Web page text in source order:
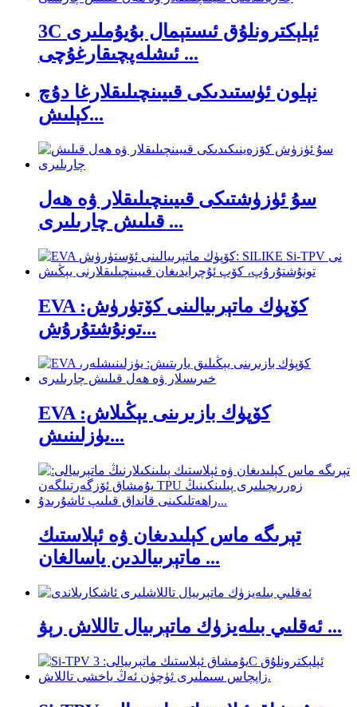
3C ئېلېكترونلۇق ئىستېمال بۇيۇملىرى
ئىشلەپچىقارغۇچى ...
نېلون ئۈستىدىكى قىيىنچىلىقلارغا دۇچ
كېلىش...
سۇ ئۈزۈشتىكى قىيىنچىلىقلار ۋە ھەل
قىلىش چارىلىرى ...
EVA كۆپۈك ماتېرىيالىنى كۆتۈرۈش:
تونۇشتۇرۇش...
EVA كۆپۈك بازىرىنى يېڭىلاش:
يۈزلىنىش...
تېرىگە ماس كېلىدىغان ۋە ئېلاستىك
ماتېرىيالدىن ياسالغان ...
ئەقلىي بىلەيزۈك ماتېرىيال تاللاش رېۋ ...